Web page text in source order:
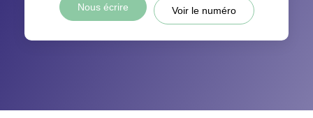
Nous écrire Voir le numéro